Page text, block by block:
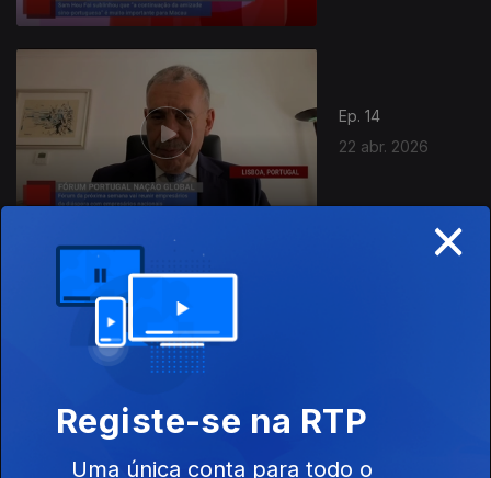
Ep. 14
22 abr. 2026
×
Registe-se na RTP
Uma única conta para todo o